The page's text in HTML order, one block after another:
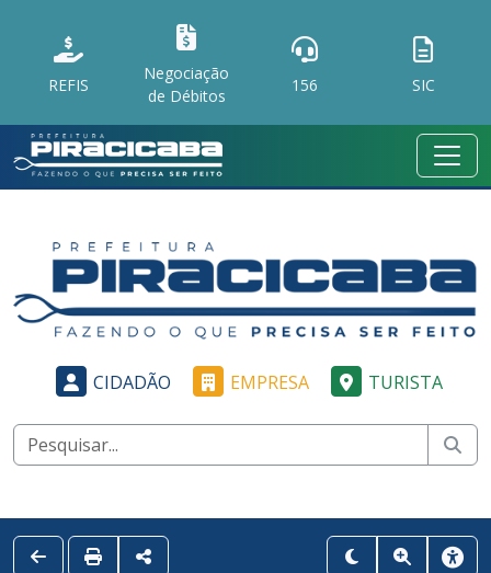
REFIS
Negociação
de Débitos
156 SIC
CIDADÃO EMPRESA TURISTA